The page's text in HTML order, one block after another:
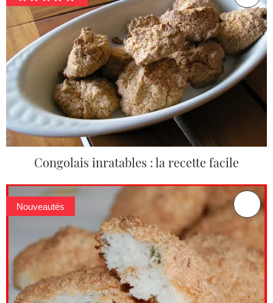
Congolais inratables : la recette facile
Nouveautés